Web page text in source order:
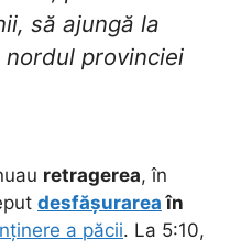
să ajungă la
provinciei
retragerea, în
desfășurarea în
a păcii. La 5:10,